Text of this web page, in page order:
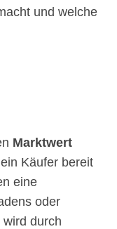
und welche
Marktwert
Käufer bereit
eine
oder
durch